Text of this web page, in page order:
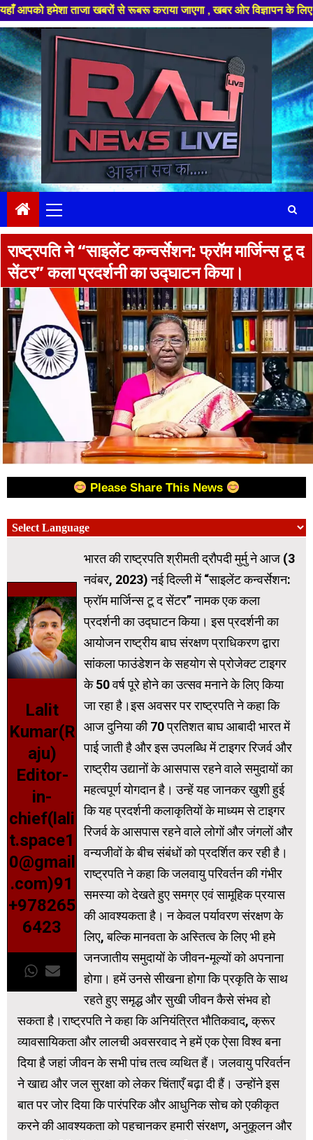
ताजा खबरों से रूबरू कराया जाएगा , खबर ओर विज्ञापन के लिए संपर्क
Skip
to
content
Menu
राष्ट्रपति ने “साइलेंट कन्वर्सेशन: फ्रॉम मार्जिन्स टू द
सेंटर” कला प्रदर्शनी का उद्घाटन किया।
Please Share This News
Lalit
Kumar(R
aju)
Editor-
in-
chief(lali
t.space1
0@gmail
.com)91
+978265
6423
भारत की राष्ट्रपति श्रीमती द्रौपदी मुर्मु ने आज (3
नवंबर, 2023) नई दिल्ली में “साइलेंट कन्वर्सेशन:
फ्रॉम मार्जिन्स टू द सेंटर” नामक एक कला
प्रदर्शनी का उद्घाटन किया। इस प्रदर्शनी का
आयोजन राष्ट्रीय बाघ संरक्षण प्राधिकरण द्वारा
सांकला फाउंडेशन के सहयोग से प्रोजेक्ट टाइगर
के 50 वर्ष पूरे होने का उत्सव मनाने के लिए किया
जा रहा है।इस अवसर पर राष्ट्रपति ने कहा कि
आज दुनिया की 70 प्रतिशत बाघ आबादी भारत में
पाई जाती है और इस उपलब्धि में टाइगर रिजर्व और
राष्ट्रीय उद्यानों के आसपास रहने वाले समुदायों का
महत्वपूर्ण योगदान है। उन्हें यह जानकर खुशी हुई
कि यह प्रदर्शनी कलाकृतियों के माध्यम से टाइगर
रिजर्व के आसपास रहने वाले लोगों और जंगलों और
वन्यजीवों के बीच संबंधों को प्रदर्शित कर रही है।
राष्ट्रपति ने कहा कि जलवायु परिवर्तन की गंभीर
समस्या को देखते हुए समग्र एवं सामूहिक प्रयास
की आवश्यकता है। न केवल पर्यावरण संरक्षण के
लिए, बल्कि मानवता के अस्तित्व के लिए भी हमे
जनजातीय समुदायों के जीवन-मूल्यों को अपनाना
होगा। हमें उनसे सीखना होगा कि प्रकृति के साथ
रहते हुए समृद्ध और सुखी जीवन कैसे संभव हो
सकता है।राष्ट्रपति ने कहा कि अनियंत्रित भौतिकवाद, क्रूर
व्यावसायिकता और लालची अवसरवाद ने हमें एक ऐसा विश्व बना
दिया है जहां जीवन के सभी पांच तत्व व्यथित हैं। जलवायु परिवर्तन
ने खाद्य और जल सुरक्षा को लेकर चिंताएँ बढ़ा दी हैं। उन्होंने इस
बात पर जोर दिया कि पारंपरिक और आधुनिक सोच को एकीकृत
करने की आवश्यकता को पहचानकर हमारी संरक्षण, अनुकूलन और